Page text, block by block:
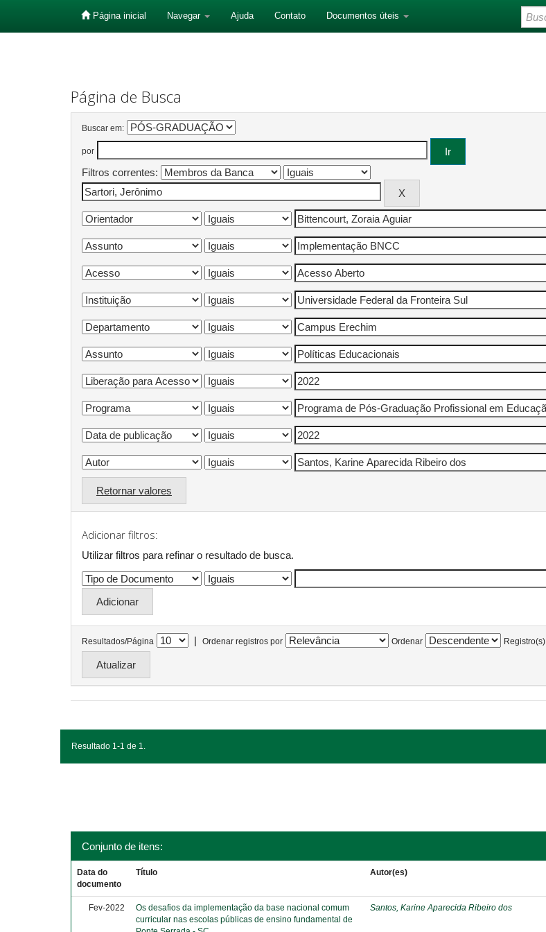
Página inicial Navegar Ajuda Contato Documentos úteis
Página de Busca
Buscar em:
por
Filtros correntes:
Retornar valores
Adicionar filtros:
Utilizar filtros para refinar o resultado de busca.
Resultados/Página | Ordenar registros por Ordenar Registro(s)
Resultado 1-1 de 1.
Conjunto de itens:
Data do
documento
Título Autor(es)
Fev-2022
Os desafios da implementação da base nacional comum
curricular nas escolas públicas de ensino fundamental de
Santos, Karine Aparecida Ribeiro dos